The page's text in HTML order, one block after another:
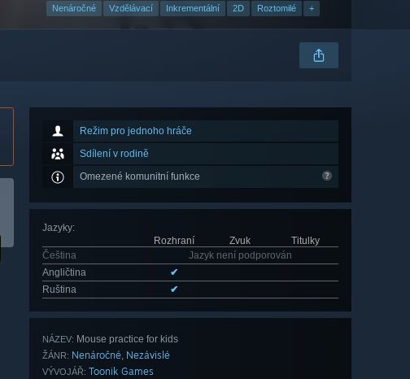
Nenáročné Vzdělávací Inkrementální 2D Roztomilé +
Režim pro jednoho hráče
Sdílení v rodině
Omezené komunitní funkce
Jazyky:
Rozhraní
Zvuk
Titulky
Čeština
Jazyk není podporován
Angličtina
✔
Ruština
✔
NÁZEV: Mouse practice for kids
ŽÁNR: Nenáročné, Nezávislé
VÝVOJÁŘ: Toonik Games